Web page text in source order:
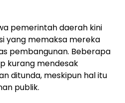
pemerintah daerah kini
yang memaksa mereka
pembangunan. Beberapa
kurang mendesak
ditunda, meskipun hal itu
publik.